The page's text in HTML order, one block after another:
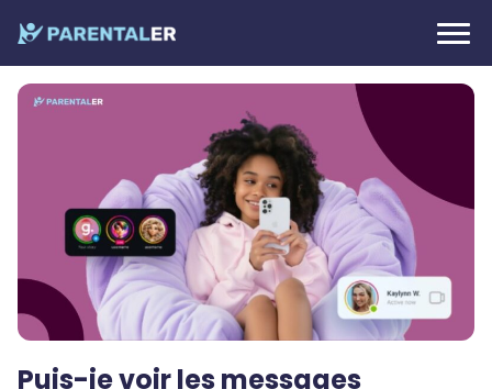
Puis-je voir les messages